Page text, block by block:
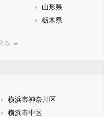
山形県
栃木県
大阪府
和歌山県
る
横浜市神奈川区
横浜市中区